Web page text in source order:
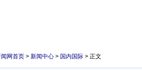
网首页 > 新闻中心 > 国内国际 > 正文